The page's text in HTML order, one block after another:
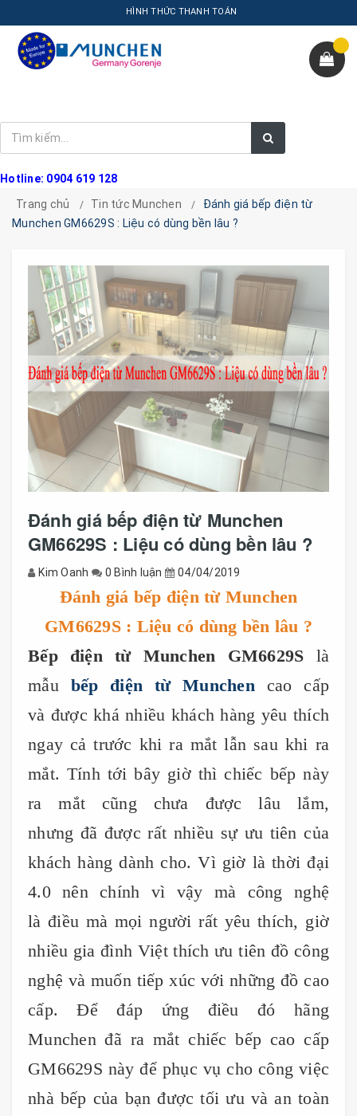
HÌNH THỨC THANH TOÁN
Hotline: 0904 619 128
Trang chủ
Tin tức Munchen
Đánh giá bếp điện từ
Munchen GM6629S : Liệu có dùng bền lâu ?
Đánh giá bếp điện từ Munchen
GM6629S : Liệu có dùng bền lâu ?
Kim Oanh 0 Bình luận 04/04/2019
Đánh giá bếp điện từ Munchen
GM6629S : Liệu có dùng bền lâu ?
Bếp điện từ Munchen GM6629S là
mẫu bếp điện từ Munchen cao cấp
và được khá nhiều khách hàng yêu thích
ngay cả trước khi ra mắt lẫn sau khi ra
mắt. Tính tới bây giờ thì chiếc bếp này
ra mắt cũng chưa được lâu lắm,
nhưng đã được rất nhiều sự ưu tiên của
khách hàng dành cho. Vì giờ là thời đại
4.0 nên chính vì vậy mà công nghệ
là điều mà mọi người rất yêu thích, giờ
nhiều gia đình Việt thích ưu tiên đồ công
nghệ và muốn tiếp xúc với những đồ cao
cấp. Để đáp ứng điều đó hãng
Munchen đã ra mắt chiếc bếp cao cấp
GM6629S này để phục vụ cho công việc
nhà bếp của bạn được tối ưu và an toàn